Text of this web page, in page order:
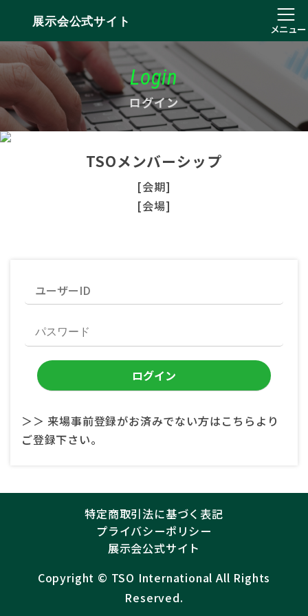
展示会公式サイト
メニュー
Login
ログイン
TSOメンバーシップ
[会期]
[会場]
＞＞ 来場事前登録がお済みでない方はこちらより
ご登録下さい。
特定商取引法に基づく表記
プライバシーポリシー
展示会公式サイト
Copyright ©︎ TSO International All Rights
Reserved.